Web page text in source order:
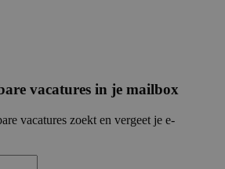
vacatures in je mailbox
vacatures zoekt en vergeet je e-